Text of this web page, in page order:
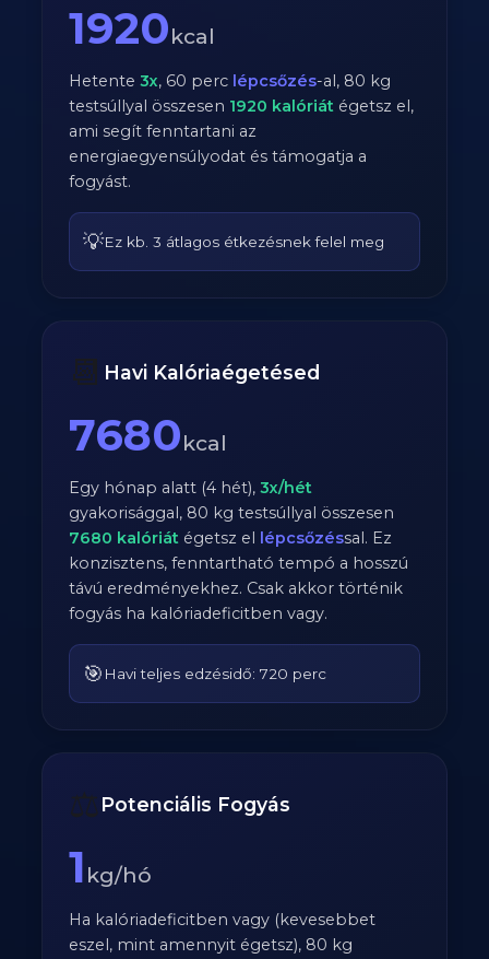
1920kcal
Hetente3x, 60 perc lépcsőzés-al, 80 kg
testsúllyal összesen 1920 kalóriát égetsz el,
ami segít fenntartani az
energiaegyensúlyodat és támogatja a
fogyást.
💡Ez kb. 3 átlagos étkezésnek felel meg
📆 Havi Kalóriaégetésed
7680kcal
Egy hónap alatt (4 hét),3x/hét
gyakorisággal, 80 kg testsúllyal összesen
7680 kalóriát égetsz el lépcsőzéssal. Ez
konzisztens, fenntartható tempó a hosszú
távú eredményekhez. Csak akkor történik
fogyás ha kalóriadeficitben vagy.
🎯 Havi teljes edzésidő: 720 perc
⚖️ Potenciális Fogyás
1 kg/hó
Ha kalóriadeficitben vagy (kevesebbet
eszel, mint amennyit égetsz), 80 kg